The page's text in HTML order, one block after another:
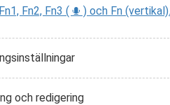
Fn2, Fn3 ( C ) och Fn (vertikal).
och redigering